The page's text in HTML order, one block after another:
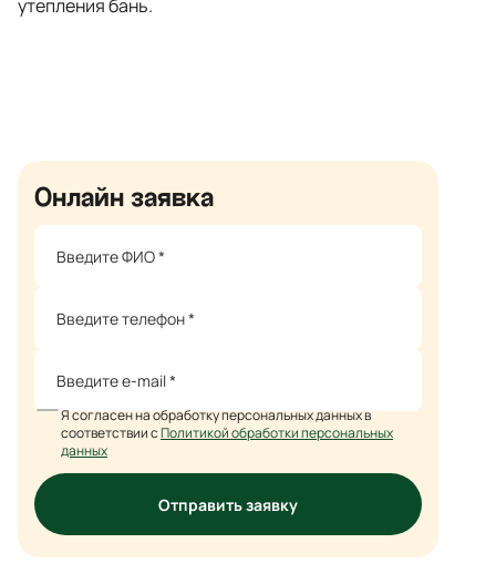
утепления бань.
Онлайн заявка
Я согласен на обработку персональных данных в
соответствии сПолитикой обработки персональных
данных
Отправить заявку